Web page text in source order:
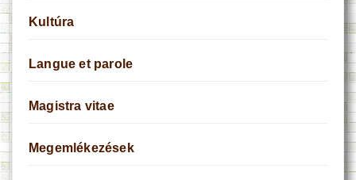
Kultúra
Langue et parole
Magistra vitae
Megemlékezések